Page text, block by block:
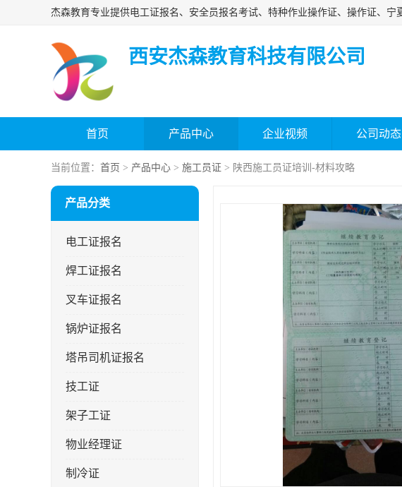
西安杰森教育科技有限公司
首页 产品中心 企业视频 公司动态
当前位置： 首页 > 产品中心 > 施工员证 > 陕西施工员证培训-材料攻略
产品分类
电工证报名
焊工证报名
叉车证报名
锅炉证报名
塔吊司机证报名
技工证
架子工证
物业经理证
制冷证